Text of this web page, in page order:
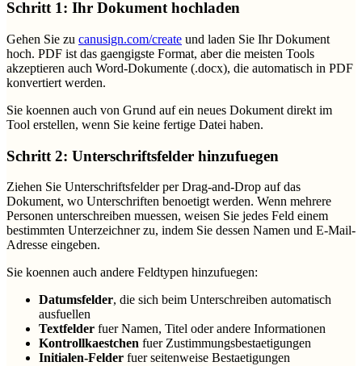
Schritt 1: Ihr Dokument hochladen
Gehen Sie zu canusign.com/create und laden Sie Ihr Dokument
hoch. PDF ist das gaengigste Format, aber die meisten Tools
akzeptieren auch Word-Dokumente (.docx), die automatisch in PDF
konvertiert werden.
Sie koennen auch von Grund auf ein neues Dokument direkt im
Tool erstellen, wenn Sie keine fertige Datei haben.
Schritt 2: Unterschriftsfelder hinzufuegen
Ziehen Sie Unterschriftsfelder per Drag-and-Drop auf das
Dokument, wo Unterschriften benoetigt werden. Wenn mehrere
Personen unterschreiben muessen, weisen Sie jedes Feld einem
bestimmten Unterzeichner zu, indem Sie dessen Namen und E-Mail-
Adresse eingeben.
Sie koennen auch andere Feldtypen hinzufuegen:
Datumsfelder, die sich beim Unterschreiben automatisch
ausfuellen
Textfelder fuer Namen, Titel oder andere Informationen
Kontrollkaestchen fuer Zustimmungsbestaetigungen
Initialen-Felder fuer seitenweise Bestaetigungen